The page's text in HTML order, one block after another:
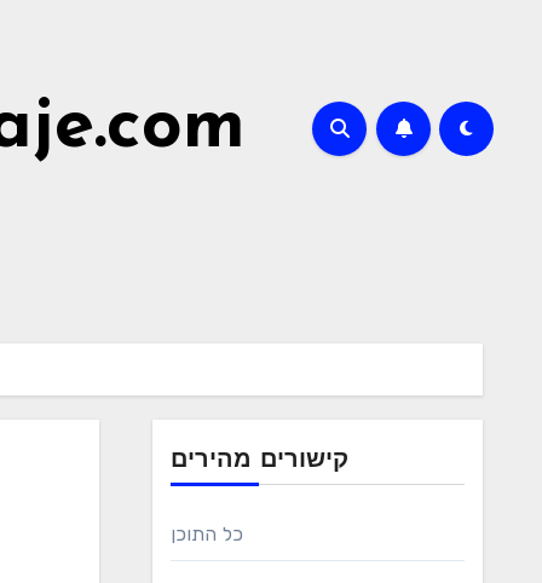
קישורים מהירים
כל התוכן